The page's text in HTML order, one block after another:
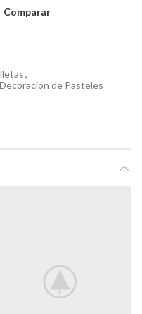
Comparar
,
de Pasteles